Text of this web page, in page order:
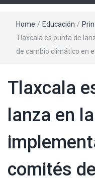
Home / Educación /
Tlaxcala es punta de
de cambio climático en
Tlaxcala
lanza en la
comités